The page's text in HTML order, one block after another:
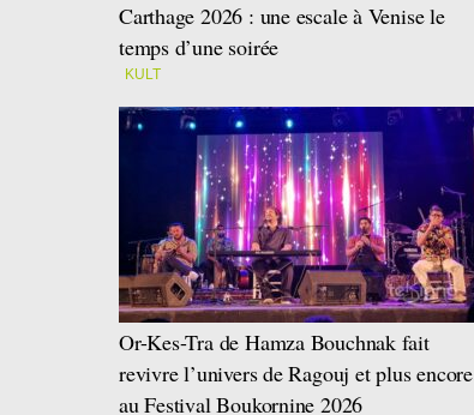
Carthage 2026 : une escale à Venise le
temps d’une soirée
KULT
Or-Kes-Tra de Hamza Bouchnak fait
revivre l’univers de Ragouj et plus encore
au Festival Boukornine 2026